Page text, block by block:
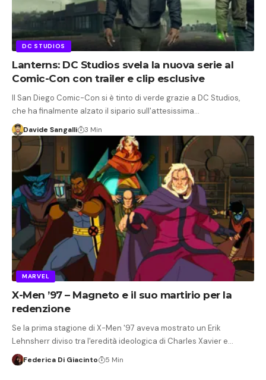
DC STUDIOS
Lanterns: DC Studios svela la nuova serie al
Comic-Con con trailer e clip esclusive
Il San Diego Comic-Con si è tinto di verde grazie a DC Studios,
che ha finalmente alzato il sipario sull'attesissima…
Davide Sangalli 3 Min
MARVEL
X-Men ’97 – Magneto e il suo martirio per la
redenzione
Se la prima stagione di X-Men '97 aveva mostrato un Erik
Lehnsherr diviso tra l'eredità ideologica di Charles Xavier e…
Federica Di Giacinto 5 Min